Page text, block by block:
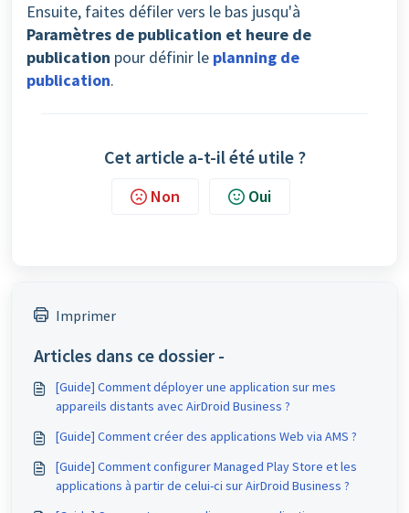
Ensuite, faites défiler vers le bas jusqu'à
Paramètres de publication et heure de
publication pour définir le planning de
publication.
Cet article a-t-il été utile ?
Non Oui
Imprimer
Articles dans ce dossier -
[Guide] Comment déployer une application sur mes
appareils distants avec AirDroid Business ?
[Guide] Comment créer des applications Web via AMS ?
[Guide] Comment configurer Managed Play Store et les
applications à partir de celui-ci sur AirDroid Business ?